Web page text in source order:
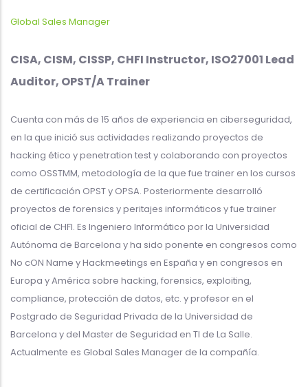
Global Sales Manager
CISA, CISM, CISSP, CHFI Instructor, ISO27001 Lead
Auditor, OPST/A Trainer
Cuenta con más de 15 años de experiencia en ciberseguridad,
en la que inició sus actividades realizando proyectos de
hacking ético y penetration test y colaborando con proyectos
como OSSTMM, metodología de la que fue trainer en los cursos
de certificación OPST y OPSA. Posteriormente desarrolló
proyectos de forensics y peritajes informáticos y fue trainer
oficial de CHFI. Es Ingeniero Informático por la Universidad
Autónoma de Barcelona y ha sido ponente en congresos como
No cON Name y Hackmeetings en España y en congresos en
Europa y América sobre hacking, forensics, exploiting,
compliance, protección de datos, etc. y profesor en el
Postgrado de Seguridad Privada de la Universidad de
Barcelona y del Master de Seguridad en TI de La Salle.
Actualmente es Global Sales Manager de la compañía.